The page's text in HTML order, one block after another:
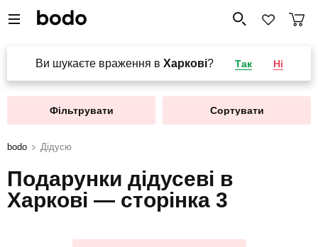
Ви шукаєте враження в Харкові? Так Ні
Фільтрувати Сортувати
bodo Дідусю
Подарунки дідусеві в
Харкові — сторінка 3